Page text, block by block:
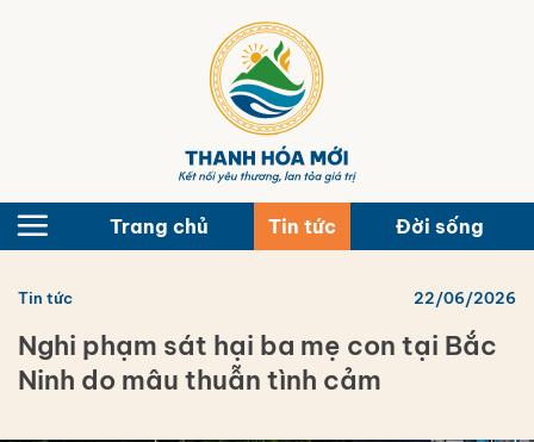
Trang chủ Tin tức Đời sống
Tin tức 22/06/2026
Nghi phạm sát hại ba mẹ con tại Bắc
Ninh do mâu thuẫn tình cảm